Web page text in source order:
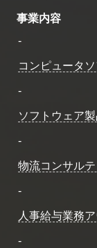
事業内容
-
コンピュータ
-
ソフトウェア
-
物流コンサル
-
人事給与業務
-